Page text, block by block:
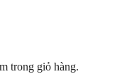
trong giỏ hàng.